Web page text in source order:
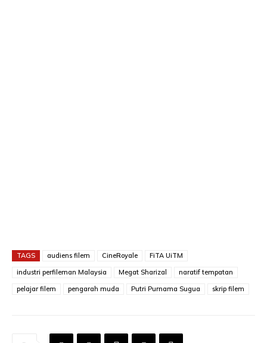
TAGS audiens filem CineRoyale
FiTA UiTM
industri perfileman Malaysia
Megat Sharizal
naratif tempatan
pelajar filem
pengarah muda Putri Purnama Sugua skrip filem